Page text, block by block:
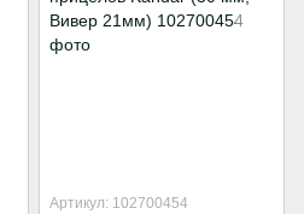
Артикул: 102700454